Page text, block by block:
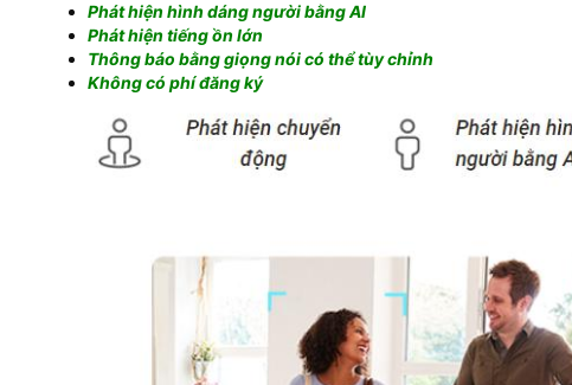
Phát hiện hình dáng người bằng AI
Phát hiện tiếng ồn lớn
Thông báo bằng giọng nói có thể tùy chỉnh
Không có phí đăng ký